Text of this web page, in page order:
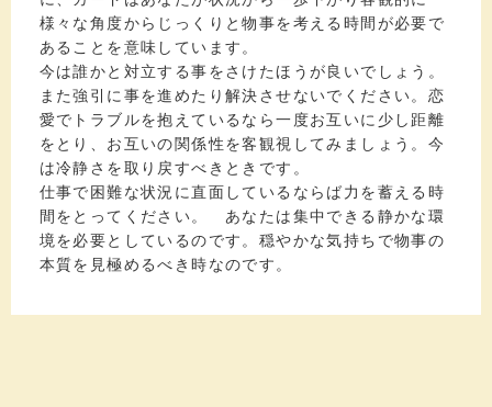
様々な角度からじっくりと物事を考える時間が必要で
あることを意味しています。
今は誰かと対立する事をさけたほうが良いでしょう。
また強引に事を進めたり解決させないでください。恋
愛でトラブルを抱えているなら一度お互いに少し距離
をとり、お互いの関係性を客観視してみましょう。今
は冷静さを取り戻すべきときです。
仕事で困難な状況に直面しているならば力を蓄える時
間をとってください。 あなたは集中できる静かな環
境を必要としているのです。穏やかな気持ちで物事の
本質を見極めるべき時なのです。